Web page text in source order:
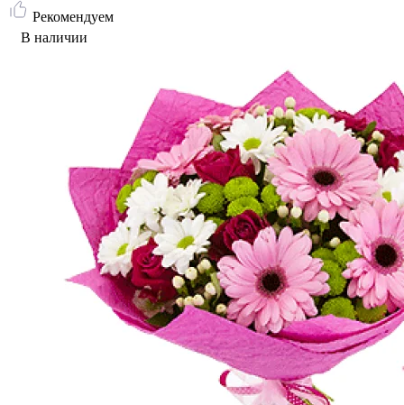
Рекомендуем
В наличии